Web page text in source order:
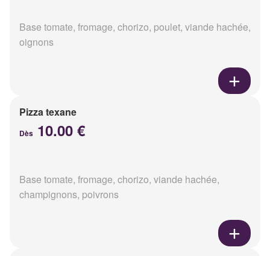
Base tomate, fromage, chorizo, poulet, viande hachée,
oignons
Pizza texane
Dès 10.00 €
Base tomate, fromage, chorizo, viande hachée,
champignons, poivrons